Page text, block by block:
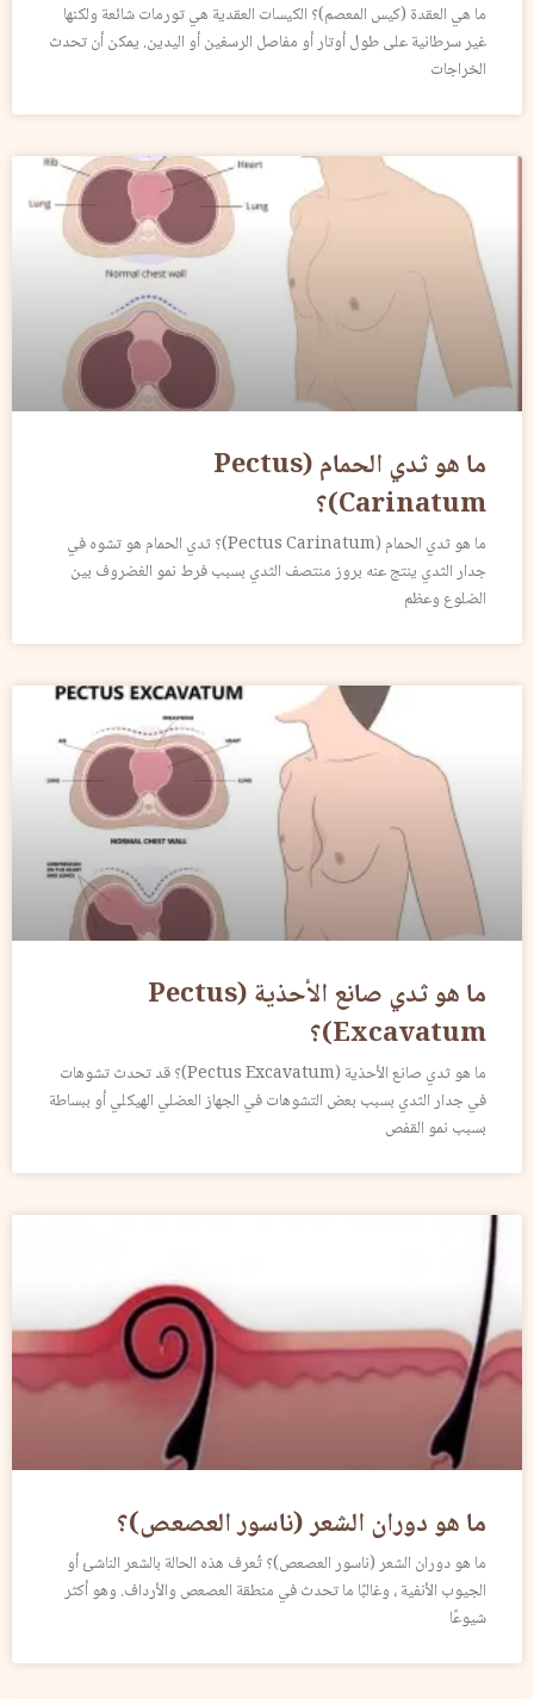
ما هي العقدة (كيس المعصم)؟ الكيسات العقدية هي تورمات شائعة ولكنها
غير سرطانية على طول أوتار أو مفاصل الرسغين أو اليدين. يمكن أن تحدث
الخراجات
ما هو ثدي الحمام (Pectus
Carinatum)؟
ما هو ثدي الحمام (Pectus Carinatum)؟ ثدي الحمام هو تشوه في
جدار الثدي ينتج عنه بروز منتصف الثدي بسبب فرط نمو الغضروف بين
الضلوع وعظم
ما هو ثدي صانع الأحذية (Pectus
Excavatum)؟
ما هو ثدي صانع الأحذية (Pectus Excavatum)؟ قد تحدث تشوهات
في جدار الثدي بسبب بعض التشوهات في الجهاز العضلي الهيكلي أو ببساطة
بسبب نمو القفص
ما هو دوران الشعر (ناسور العصعص)؟
ما هو دوران الشعر (ناسور العصعص)؟ تُعرف هذه الحالة بالشعر الناشئ أو
الجيوب الأنفية ، وغالبًا ما تحدث في منطقة العصعص والأرداف. وهو أكثر
شيوعًا